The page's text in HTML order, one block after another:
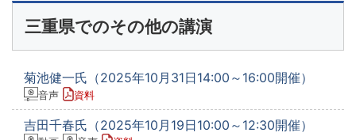
三重県でのその他の講演
菊池健一氏（2025年10月31日14:00～16:00開催）
音声 資料
吉田千春氏（2025年10月19日10:00～12:30開催）